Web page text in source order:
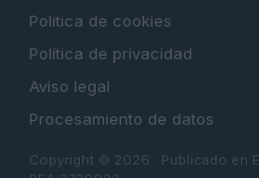
Politica de cookies
Política de privacidad
Aviso legal
Procesamiento de datos
Copyright © 2026 · Publicado en